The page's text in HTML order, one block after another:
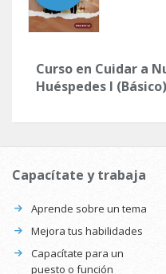
Curso en Cuidar a
Huéspedes I (Básico)
Capacítate y trabaja
Aprende sobre un tema
Mejora tus habilidades
Capacítate para un
puesto o función